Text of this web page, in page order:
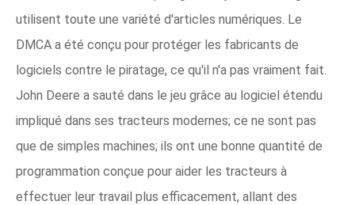
utilisent toute une variété d'articles numériques. Le
DMCA a été conçu pour protéger les fabricants de
logiciels contre le piratage, ce qu'il n'a pas vraiment fait.
John Deere a sauté dans le jeu grâce au logiciel étendu
impliqué dans ses tracteurs modernes; ce ne sont pas
que de simples machines; ils ont une bonne quantité de
programmation conçue pour aider les tracteurs à
effectuer leur travail plus efficacement, allant des